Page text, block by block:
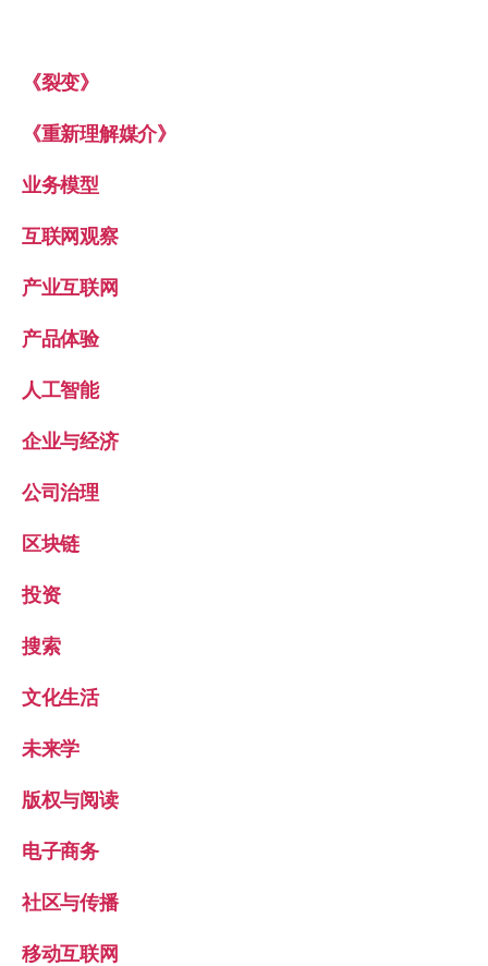
《裂变》
《重新理解媒介》
业务模型
互联网观察
产业互联网
产品体验
人工智能
企业与经济
公司治理
区块链
投资
搜索
文化生活
未来学
版权与阅读
电子商务
社区与传播
移动互联网